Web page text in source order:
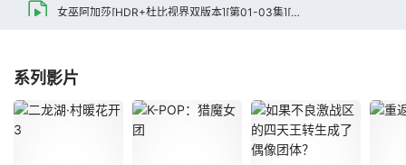
女巫阿加莎[HDR+杜比视界双版本][第01-03集][简繁英字幕].2024.2160p.DSNP.WEB-DL.DDP5.1.Atmos.H265.HDR.DV-ZeroTV
女巫阿加莎[杜比视界版本][全9集][简繁英字幕].2024.2160p.DSNP.WEB-DL.DDP5.1.Atmos.H265.DV-ParkTV
系列影片